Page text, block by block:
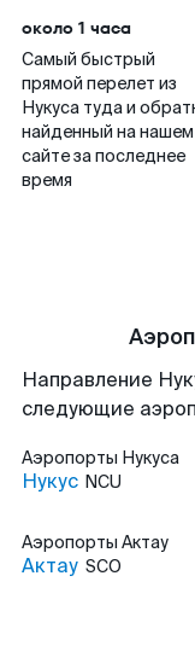
около 1 часа
Самый быстрый
прямой перелет из
Нукуса туда и
найденный на нашем
сайте за последнее
время
Направление
следующие
Аэропорты Нукуса
Нукус NCU
Аэропорты Актау
Актау SCO